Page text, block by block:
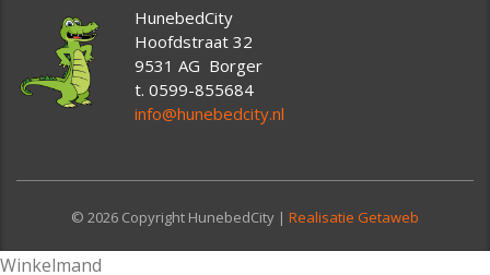
HunebedCity
Hoofdstraat 32
9531 AG Borger
t. 0599-855684
info@hunebedcity.nl
© 2026 Copyright HunebedCity | Realisatie Getaweb
Winkelmand